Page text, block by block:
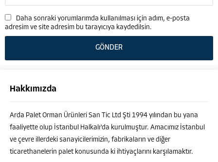
Daha sonraki yorumlarımda kullanılması için adım, e-posta
adresim ve site adresim bu tarayıcıya kaydedilsin.
Hakkımızda
Arda Palet Orman Ürünleri San Tic Ltd Şti 1994 yılından bu yana
faaliyette olup İstanbul Halkalı’da kurulmuştur. Amacımız İstanbul
ve çevre illerdeki sanayicilerimizin, fabrikaların ve diğer
ticarethanelerin palet konusunda ki ihtiyaçlarını karşılamaktır.